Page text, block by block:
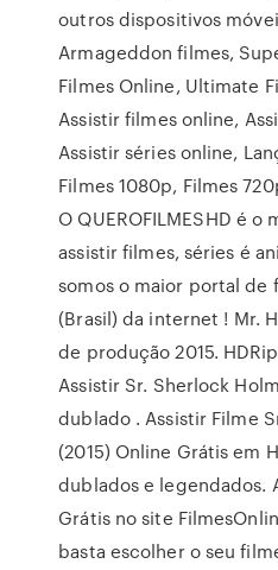
outros dispositivos
Armageddon filmes,
Filmes Online, Ultimate
Assistir filmes online,
Assistir séries online,
Filmes 1080p, Filmes
O QUEROFILMESHD é
assistir filmes, séries é
somos o maior portal de
(Brasil) da internet ! Mr.
de produção 2015.
Assistir Sr. Sherlock
dublado . Assistir Filme
(2015) Online Grátis em
dublados e legendados.
Grátis no site
basta escolher o seu